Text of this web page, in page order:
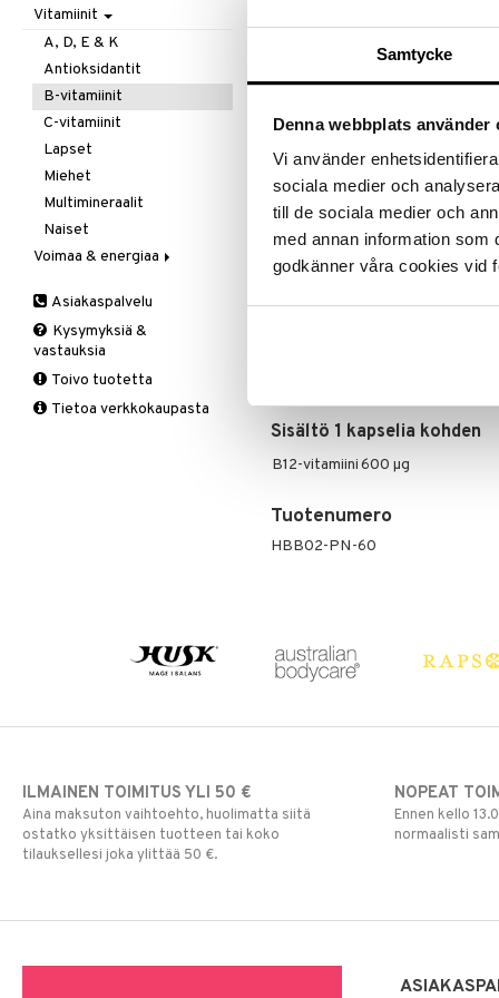
Samtycke
Denna webbplats använder
Vi använder
sociala medier och
till de sociala medier och
med annan information som
godkänner våra cookies vid
Näe
Tuotetieto
BioActive B12 on
vitamiini tukee hermoston
Annostus
1-2 puru-/imeskelytabletti
Ravintolisä. Suositeltua
Makeutusaineet: sylitoli,
Pakkuuntumisenestoaine:
Sisältö 1 kapselia kohden
B12-vitamiini600 µg
Tuotenumero
HBB02-PN-60
Verisuonia vahvistavat
Kivunlievitys
Muuta
Valoterapia
Juomat
Kuidut
Puhdistus
Ruuansulatus
Suolisto
C-vitamiini
Estävä & helpottava
Korva & nenä & kurkku
Muut
Valkosipuli
Viruksiin
Yskään
Vitamiinit
A, D, E & K
Antioksidantit
B-vitamiinit
C-vitamiinit
Lapset
Miehet
Multimineraalit
Naiset
Voimaa & energiaa
Muut
Q-10
Schizandra
Suorituskyky
Asiakaspalvelu
Kysymyksiä &
vastauksia
Toivo tuotetta
Tietoa verkkokaupasta
ILMAINEN TOIMITUS YLI 50 €
Aina maksuton vaihtoehto, huolimatta siitä
ostatko yksittäisen tuotteen tai koko
tilauksellesi joka ylittää 50 €.
NOPEAT
Ennen kello
normaalisti